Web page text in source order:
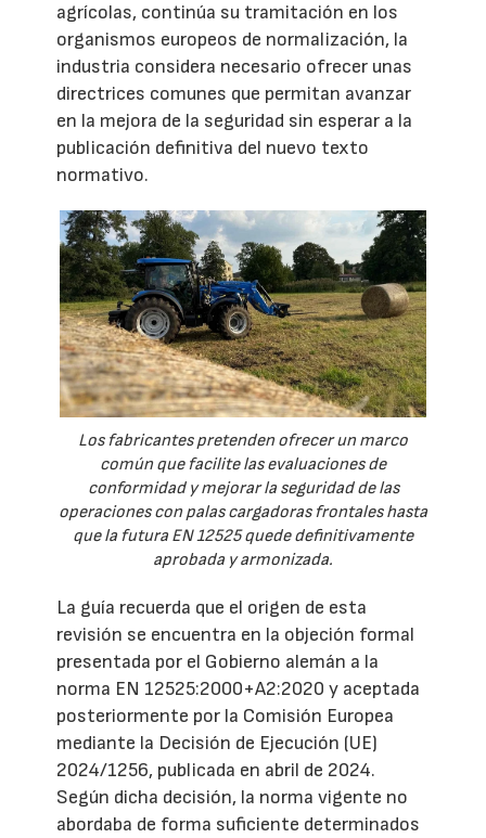
agrícolas, continúa su tramitación en los
organismos europeos de normalización, la
industria considera necesario ofrecer unas
directrices comunes que permitan avanzar
en la mejora de la seguridad sin esperar a la
publicación definitiva del nuevo texto
normativo.
Los fabricantes pretenden ofrecer un marco
común que facilite las evaluaciones de
conformidad y mejorar la seguridad de las
operaciones con palas cargadoras frontales hasta
que la futura EN 12525 quede definitivamente
aprobada y armonizada.
La guía recuerda que el origen de esta
revisión se encuentra en la objeción formal
presentada por el Gobierno alemán a la
norma EN 12525:2000+A2:2020 y aceptada
posteriormente por la Comisión Europea
mediante la Decisión de Ejecución (UE)
2024/1256, publicada en abril de 2024.
Según dicha decisión, la norma vigente no
abordaba de forma suficiente determinados